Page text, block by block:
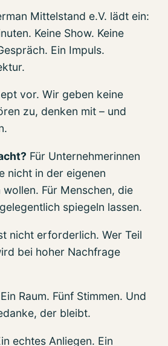
Mittelstand e.V. lädt ein:
Keine Show. Keine
Ein Impuls.
vor. Wir geben keine
zu, denken mit – und
Für Unternehmerinnen
nicht in der eigenen
Für Menschen, die
spiegeln lassen.
nicht erforderlich. Wer Teil
bei hoher Nachfrage
Ein Raum. Fünf Stimmen. Und
der bleibt.
echtes Anliegen. Ein